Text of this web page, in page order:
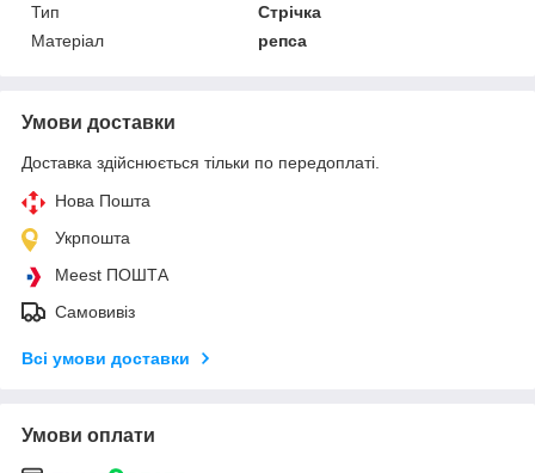
Тип
Стрічка
Матеріал
репса
Умови доставки
Доставка здійснюється тільки по передоплаті.
Нова Пошта
Укрпошта
Meest ПОШТА
Самовивіз
Всі умови доставки
Умови оплати